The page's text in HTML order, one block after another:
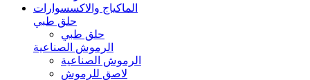
الماكياج والاكسسوارات
حلق طبي
حلق طبي
الرموش الصناعية
الرموش الصناعية
لاصق للرموش